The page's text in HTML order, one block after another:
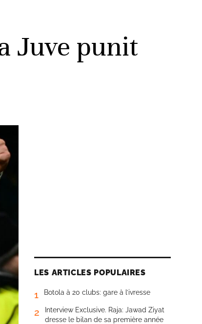
Juve punit
LES ARTICLES POPULAIRES
1 Botola à 20 clubs: gare à l’ivresse
2
Interview Exclusive. Raja: Jawad Ziyat
dresse le bilan de sa première année